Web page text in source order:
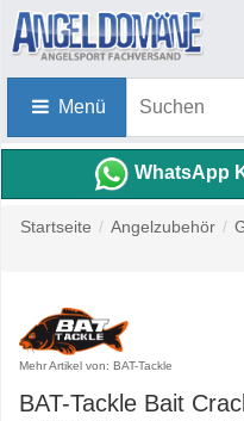
Menü
WhatsApp
Startseite / Angelzubehör /
Mehr Artikel von: BAT-Tackle
BAT-Tackle Bait